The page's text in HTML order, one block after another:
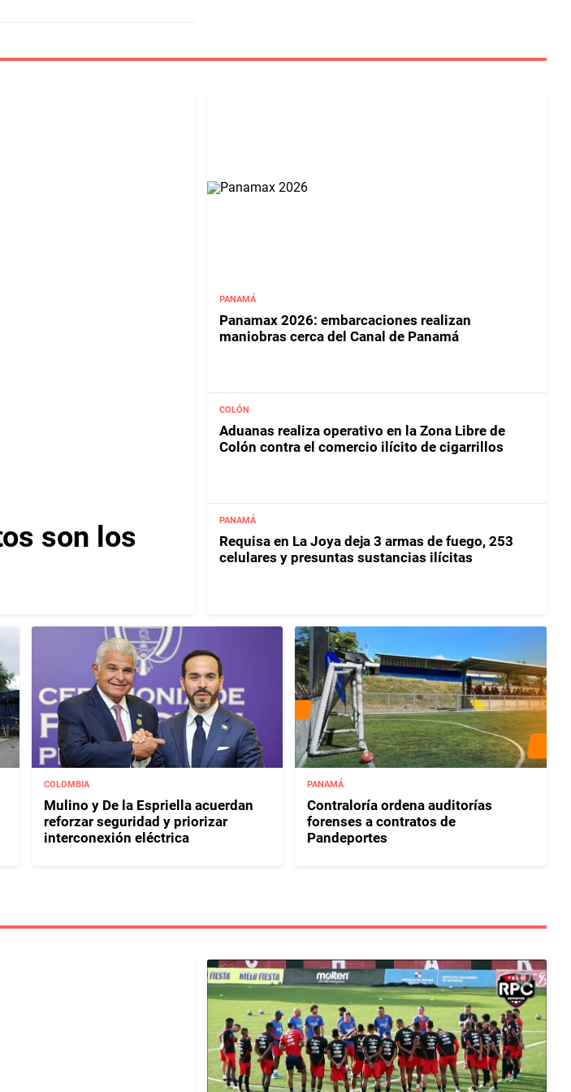
son los
PANAMÁ
Panamax 2026: embarcaciones realizan
maniobras cerca del Canal de Panamá
COLÓN
Aduanas realiza operativo en la Zona Libre de
Colón contra el comercio ilícito de cigarrillos
PANAMÁ
Requisa en La Joya deja 3 armas de fuego, 253
celulares y presuntas sustancias ilícitas
COLOMBIA
Mulino y De la Espriella acuerdan
reforzar seguridad y priorizar
interconexión eléctrica
PANAMÁ
Contraloría ordena auditorías
forenses a contratos de
Pandeportes